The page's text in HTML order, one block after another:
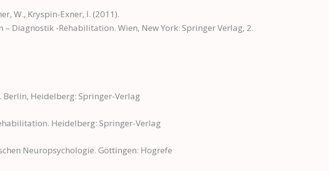
W., Kryspin-Exner, I. (2011).
Diagnostik -Rehabilitation. Wien, New York: Springer Verlag, 2.
Berlin, Heidelberg: Springer-Verlag
Heidelberg: Springer-Verlag
Neuropsychologie. Göttingen: Hogrefe